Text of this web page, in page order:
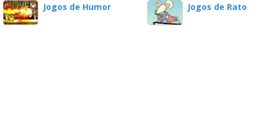
Jogos de Humor Jogos de Rato